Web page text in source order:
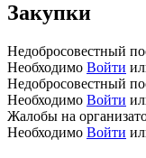
Закупки
Недобросовестный
Необходимо Войти
Недобросовестный
Необходимо Войти
Жалобы на
Необходимо Войти